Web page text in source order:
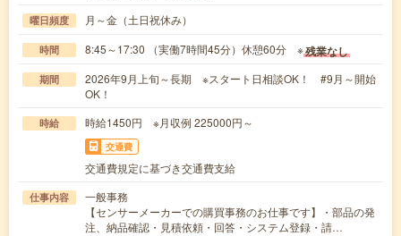
曜日頻度 月～金（土日祝休み）
時間 8:45～17:30 （実働7時間45分）休憩60分 ※残業なし
期間
2026年9月上旬～長期 ※スタート日相談OK！ #9月～開始
OK！
時給 時給1450円 ※月収例 225000円～
交通費
交通費規定に基づき交通費支給
仕事内容
一般事務
【センサーメーカーでの購買事務のお仕事です】・部品の発
注、納品確認・見積依頼・回答・システム登録・請…